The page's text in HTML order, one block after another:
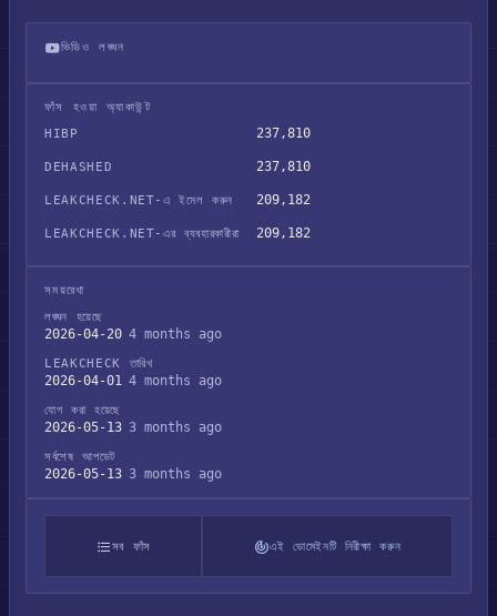
ভিডিও লঙ্ঘন
ফাঁস হওয়া অ্যাকাউন্ট
HIBP
237,810
DEHASHED 237,810
LEAKCHECK.NET-এ ইমেল করুন 209,182
LEAKCHECK.NET-এর ব্যবহারকারীরা 209,182
সময়রেখা
লঙ্ঘন হয়েছে
2026-04-20 4 months ago
LEAKCHECK তারিখ
2026-04-01 4 months ago
যোগ করা হয়েছে
2026-05-13 3 months ago
সর্বশেষ আপডেট
2026-05-13 3 months ago
সব ফাঁস এই ডোমেইনটি নিরীক্ষা করুন